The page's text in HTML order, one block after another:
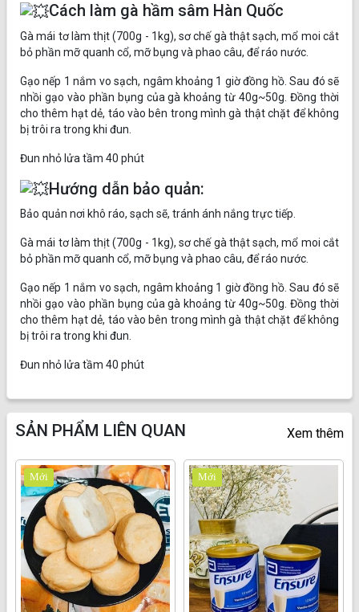
Cách làm gà hầm sâm Hàn Quốc
Gà mái tơ làm thịt (700g - 1kg), sơ chế gà thật sạch, mổ moi cắt
bỏ phần mỡ quanh cổ, mỡ bụng và phao câu, để ráo nước.
Gạo nếp 1 nắm vo sạch, ngâm khoảng 1 giờ đồng hồ. Sau đó sẽ
nhồi gạo vào phần bụng của gà khoảng từ 40g~50g. Đồng thời
cho thêm hạt dẻ, táo vào bên trong mình gà thật chặt để không
bị trôi ra trong khi đun.
Đun nhỏ lửa tầm 40 phút
Hướng dẫn bảo quản:
Bảo quản nơi khô ráo, sạch sẽ, tránh ánh nắng trực tiếp.
Gà mái tơ làm thịt (700g - 1kg), sơ chế gà thật sạch, mổ moi cắt
bỏ phần mỡ quanh cổ, mỡ bụng và phao câu, để ráo nước.
Gạo nếp 1 nắm vo sạch, ngâm khoảng 1 giờ đồng hồ. Sau đó sẽ
nhồi gạo vào phần bụng của gà khoảng từ 40g~50g. Đồng thời
cho thêm hạt dẻ, táo vào bên trong mình gà thật chặt để không
bị trôi ra trong khi đun.
Đun nhỏ lửa tầm 40 phút
SẢN PHẨM LIÊN QUAN Xem thêm
Mới Mới